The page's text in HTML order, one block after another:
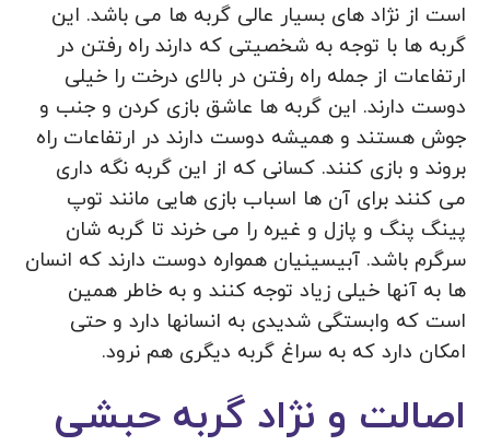
است از نژاد های بسیار عالی گربه ها می باشد. این
گربه ها با توجه به شخصیتی که دارند راه رفتن در
ارتفاعات از جمله راه رفتن در بالای درخت را خیلی
دوست دارند. این گربه ها عاشق بازی کردن و جنب و
جوش هستند و همیشه دوست دارند در ارتفاعات راه
بروند و بازی کنند. کسانی که از این گربه نگه داری
می کنند برای آن ها اسباب بازی هایی مانند توپ
پینگ پنگ و پازل و غیره را می خرند تا گربه شان
سرگرم باشد. آبیسینیان همواره دوست دارند که انسان
ها به آنها خیلی زیاد توجه کنند و به خاطر همین
است که وابستگی شدیدی به انسانها دارد و حتی
امکان دارد که به سراغ گربه دیگری هم نرود.
اصالت و نژاد گربه حبشی